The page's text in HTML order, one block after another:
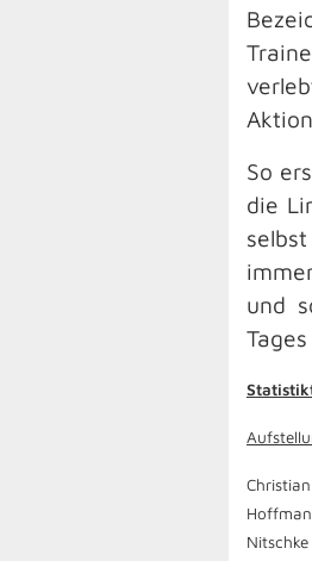
So
die
und
Nitschke